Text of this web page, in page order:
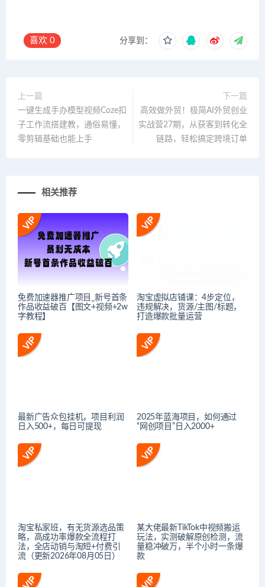
喜欢 0 分享到：
上一篇
一键生成手办模型视频Coze扣
子工作流搭建教，通俗易懂，
零剪辑基础也能上手
下一篇
高效做外贸！极简AI外贸创业
实战营27期，从获客到转化全
链路，轻松搞定跨境订单
相关推荐
免费加速器推广项目_新号首条
作品收益破百【图文+视频+2w
字教程】
淘宝虚拟店铺课：4步定位，
违规解决，货源/主图/标题，
打造爆款批量运营
最新广告众包挂机，项目利润
日入500+，每日可提现
2025年蓝海项目，如何通过
“网创项目”日入2000+
淘宝私家班，有无货源选品策
略，高成功率爆款全流程打
法，全店动销与淘短+付费引
流（更新2026年08月05日）
某大佬最新TikTok中视频搬运
玩法，实测破解原创检测，流
量稳冲破万，半个小时一条爆
款